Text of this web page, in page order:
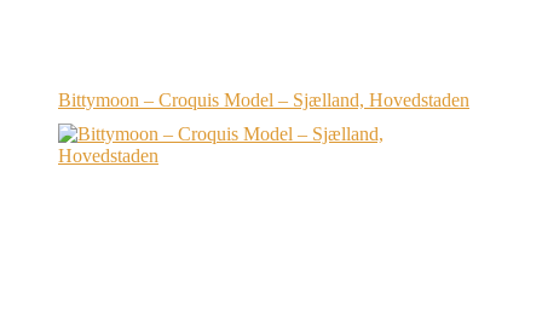
Bittymoon – Croquis Model – Sjælland, Hovedstaden